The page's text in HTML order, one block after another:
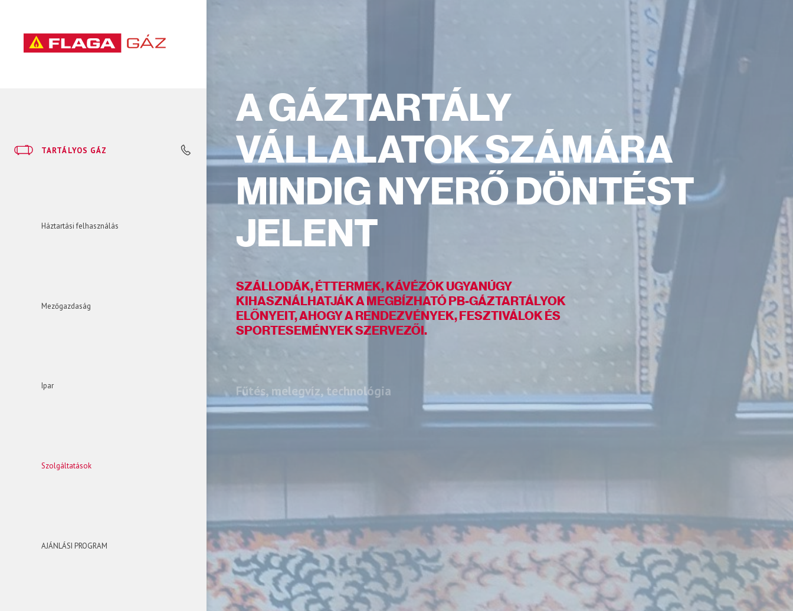
TARTÁLYOS GÁZ +36 23 535 535
Háztartási felhasználás
Mezőgazdaság
Ipar
Szolgáltatások
AJÁNLÁSI PROGRAM
A GÁZTARTÁLY
VÁLLALATOK SZÁMÁRA
MINDIG NYERŐ DÖNTÉST
JELENT
SZÁLLODÁK, ÉTTERMEK, KÁVÉZÓK UGYANÚGY
KIHASZNÁLHATJÁK A MEGBÍZHATÓ PB-GÁZTARTÁLYOK
ELŐNYEIT, AHOGY A RENDEZVÉNYEK, FESZTIVÁLOK ÉS
SPORTESEMÉNYEK SZERVEZŐI.
Fűtés, melegvíz, technológia